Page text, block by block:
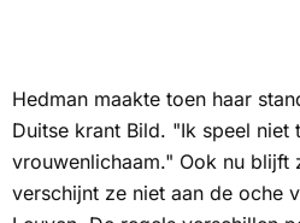
Hedman maakte toen haar
Duitse krant Bild. "Ik speel niet
vrouwenlichaam." Ook nu blijft
verschijnt ze niet aan de oche